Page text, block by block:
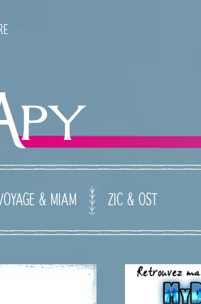
& MIAM ZIC & OST